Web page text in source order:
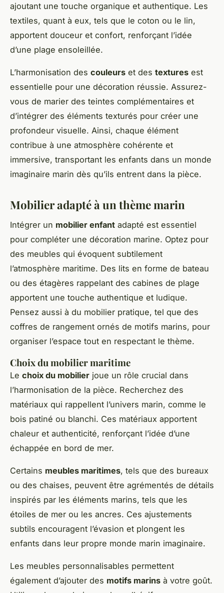
ajoutant une touche organique et authentique. Les
textiles, quant à eux, tels que le coton ou le lin,
apportent douceur et confort, renforçant l’idée
d’une plage ensoleillée.
L’harmonisation des couleurs et des textures est
essentielle pour une décoration réussie. Assurez-
vous de marier des teintes complémentaires et
d’intégrer des éléments texturés pour créer une
profondeur visuelle. Ainsi, chaque élément
contribue à une atmosphère cohérente et
immersive, transportant les enfants dans un monde
imaginaire marin dès qu’ils entrent dans la pièce.
Mobilier adapté à un thème marin
Intégrer un mobilier enfant adapté est essentiel
pour compléter une décoration marine. Optez pour
des meubles qui évoquent subtilement
l’atmosphère maritime. Des lits en forme de bateau
ou des étagères rappelant des cabines de plage
apportent une touche authentique et ludique.
Pensez aussi à du mobilier pratique, tel que des
coffres de rangement ornés de motifs marins, pour
organiser l’espace tout en respectant le thème.
Choix du mobilier maritime
Le choix du mobilier joue un rôle crucial dans
l’harmonisation de la pièce. Recherchez des
matériaux qui rappellent l’univers marin, comme le
bois patiné ou blanchi. Ces matériaux apportent
chaleur et authenticité, renforçant l’idée d’une
échappée en bord de mer.
Certains meubles maritimes, tels que des bureaux
ou des chaises, peuvent être agrémentés de détails
inspirés par les éléments marins, tels que les
étoiles de mer ou les ancres. Ces ajustements
subtils encouragent l’évasion et plongent les
enfants dans leur propre monde marin imaginaire.
Les meubles personnalisables permettent
également d’ajouter des motifs marins à votre goût.